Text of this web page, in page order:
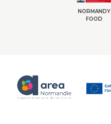
NORMANDY
FOOD